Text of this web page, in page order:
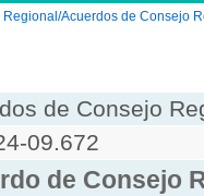
Acuerdos de Consejo
de Consejo
09.672
de Consejo